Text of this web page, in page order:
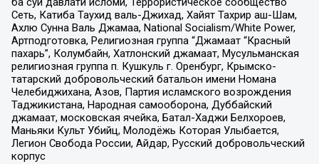
Сеть, Катиба Таухид валь-Джихад, Хайят Тахрир аш-Шам,
Ахлю Сунна Валь Джамаа, National Socialism/White Power,
Артподготовка, Религиозная группа “Джамаат “Красный
пахарь”, Колумбайн, Хатлонский джамаат, Мусульманская
религиозная группа п. Кушкуль г. Оренбург, Крымско-
татарский добровольческий батальон имени Номана
Челебиджихана, Азов, Партия исламского возрождения
Таджикистана, Народная самооборона, Дуббайский
джамаат, московская ячейка, Батал-Хаджи Белхороев,
Маньяки Культ Убийц, Молодёжь Которая Улыбается,
Легион Свобода России, Айдар, Русский добровольческий
корпус